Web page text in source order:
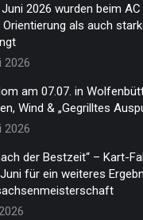
2026 wurden beim
als auch
2026
am 07.07. in
Wind & „Gegrilltes
2026
der Bestzeit“ – Kart-
für ein weiteres